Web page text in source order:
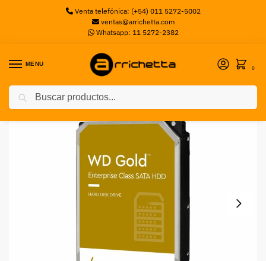
Venta telefónica: (+54) 011 5272-5002
ventas@arrichetta.com
Whatsapp: 11 5272-2382
MENU
0
Inicio Discos Servidor / Disco Rígido Western Digital Gold 4TB 3.5″